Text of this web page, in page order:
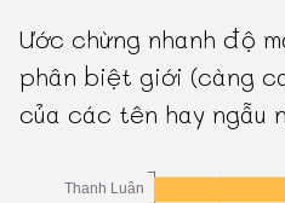
Ước chừng nhanh độ
phân biệt giới (càng
của các tên hay ngẫu